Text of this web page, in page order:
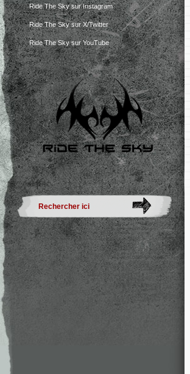
Ride The Sky sur Instagram
Ride The Sky sur X/Twitter
Ride The Sky sur YouTube